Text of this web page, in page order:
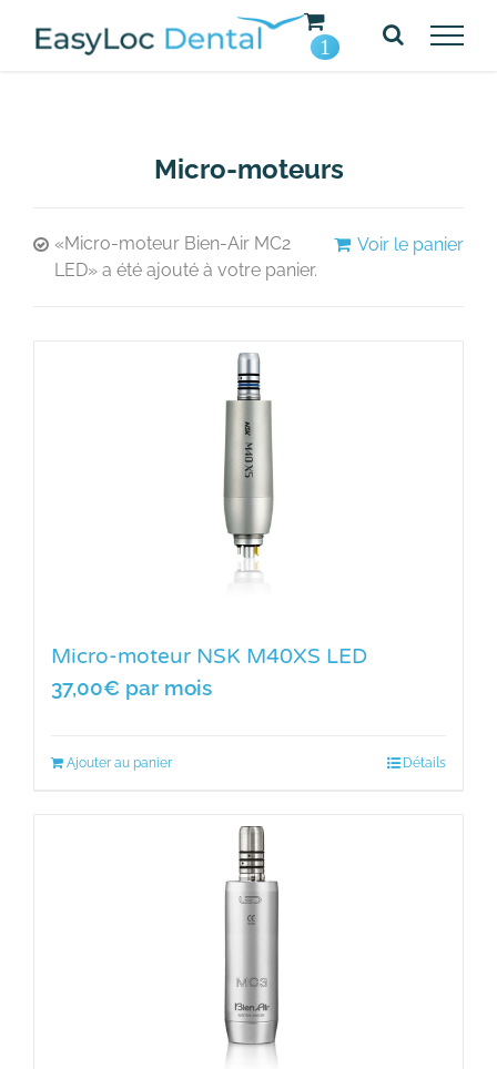
1
Micro-moteurs
Voir le panier
«Micro-moteur Bien-Air MC2
LED» a été ajouté à votre panier.
Micro-moteur NSK M40XS LED
37,00€ par mois
Ajouter au panier Détails